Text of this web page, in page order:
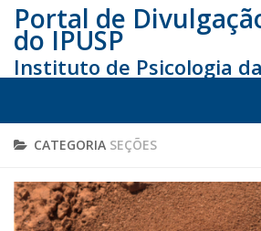
Portal de
do IPUSP
Instituto de Psicologia
Home
Educação
CATEGORIA SEÇÕES